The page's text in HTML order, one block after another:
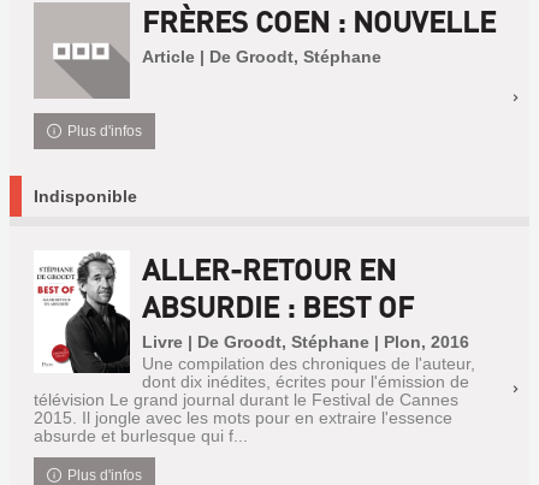
FRÈRES COEN : NOUVELLE
Article | De Groodt, Stéphane
Plus d'infos
Indisponible
ALLER-RETOUR EN
ABSURDIE : BEST OF
Livre | De Groodt, Stéphane | Plon, 2016
Une compilation des chroniques de l'auteur,
dont dix inédites, écrites pour l'émission de
télévision Le grand journal durant le Festival de Cannes
2015. Il jongle avec les mots pour en extraire l'essence
absurde et burlesque qui f...
Plus d'infos